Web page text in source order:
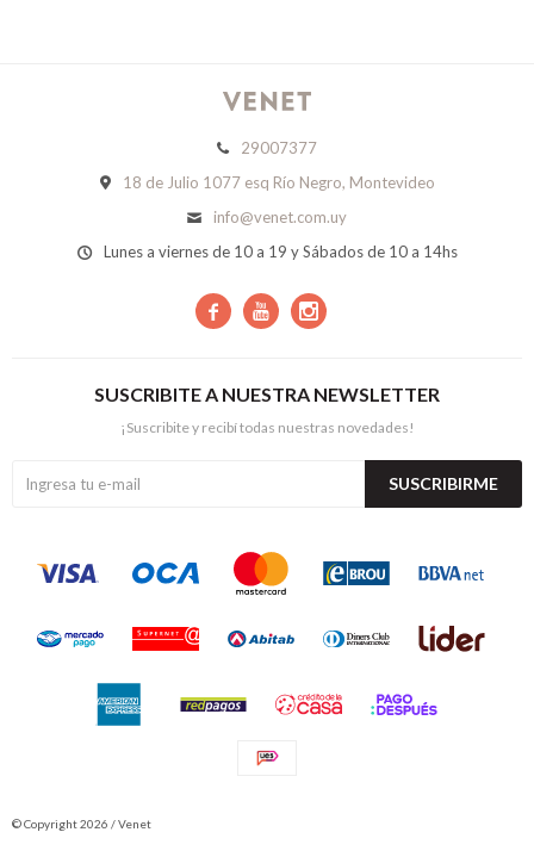
29007377
18 de Julio 1077 esq Río Negro, Montevideo
info@venet.com.uy
Lunes a viernes de 10 a 19 y Sábados de 10 a 14hs
  
SUSCRIBITE A NUESTRA NEWSLETTER
¡Suscribite y recibí todas nuestras novedades!
SUSCRIBIRME
© Copyright 2026 / Venet